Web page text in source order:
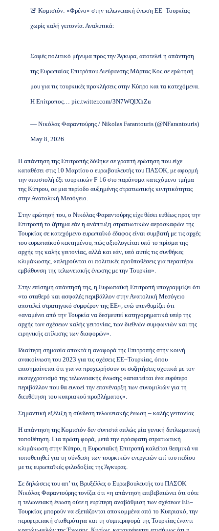
🚨 Κομισιόν: «Φρένο» στην τελωνειακή ένωση ΕΕ–Τουρκίας
χωρίς καλή γειτονία. Αναλυτικά:
Σαφές πολιτικό μήνυμα προς την Άγκυρα, αποτελεί η απάντηση
της Ευρωπαίας Επιτρόπου Διεύρυνσης Μάρτας Κος σε ερώτησή
μου για τις τουρκικές προκλήσεις στην Κύπρο και τα κατεχόμενα.
Η Επίτροπος… pic.twitter.com/3N7WQlXhZu
— Νικόλας Φαραντούρης / Nikolas Farantouris (@NFarantouris)
May 8, 2026
Η απάντηση της Επιτροπής δόθηκε σε γραπτή ερώτηση που είχε
καταθέσει στις 10 Μαρτίου ο ευρωβουλευτής του ΠΑΣΟΚ, με αφορμή
την αποστολή έξι τουρκικών F-16 στο παράνομα κατεχόμενο τμήμα
της Κύπρου, σε μια περίοδο αυξημένης στρατιωτικής κινητικότητας
στην Ανατολική Μεσόγειο.
Στην ερώτησή του, ο Νικόλας Φαραντούρης είχε θέσει ευθέως προς την
Επιτροπή το ζήτημα εάν η ανάπτυξη στρατιωτικών αεροσκαφών της
Τουρκίας σε κατεχόμενο ευρωπαϊκό έδαφος είναι συμβατή με τις αρχές
του ευρωπαϊκού κεκτημένου, πώς αξιολογείται υπό το πρίσμα της
αρχής της καλής γειτονίας, αλλά και εάν, υπό αυτές τις συνθήκες
κλιμάκωσης, «πληρούνται οι πολιτικές προϋποθέσεις για περαιτέρω
εμβάθυνση της τελωνειακής ένωσης με την Τουρκία».
Στην επίσημη απάντησή της, η Ευρωπαϊκή Επιτροπή υπογραμμίζει ότι
«το σταθερό και ασφαλές περιβάλλον στην Ανατολική Μεσόγειο
αποτελεί στρατηγικό συμφέρον της ΕΕ», ενώ υπενθυμίζει ότι
«αναμένει από την Τουρκία να δεσμευτεί κατηγορηματικά υπέρ της
αρχής των σχέσεων καλής γειτονίας, των διεθνών συμφωνιών και της
ειρηνικής επίλυσης των διαφορών».
Ιδιαίτερη σημασία αποκτά η αναφορά της Επιτροπής στην κοινή
ανακοίνωση του 2023 για τις σχέσεις ΕΕ–Τουρκίας, όπου
επισημαίνεται ότι για να προχωρήσουν οι συζητήσεις σχετικά με τον
εκσυγχρονισμό της τελωνειακής ένωσης «απαιτείται ένα ευρύτερο
περιβάλλον που θα ευνοεί την επανέναρξη των συνομιλιών για τη
διευθέτηση του κυπριακού προβλήματος».
Σημαντική εξέλιξη η σύνδεση τελωνειακής ένωση – καλής γειτονίας
Η απάντηση της Κομισιόν δεν συνιστά απλώς μία γενική διπλωματική
τοποθέτηση. Για πρώτη φορά, μετά την πρόσφατη στρατιωτική
κλιμάκωση στην Κύπρο, η Ευρωπαϊκή Επιτροπή καλείται θεσμικά να
τοποθετηθεί για τη σύνδεση των τουρκικών ενεργειών επί του πεδίου
με τις ευρωπαϊκές φιλοδοξίες της Άγκυρας.
Σε δηλώσεις του απ’ τις Βρυξέλλες ο Ευρωβουλευτής του ΠΑΣΟΚ
Νικόλας Φαραντούρης τονίζει ότι «η απάντηση επιβεβαιώνει ότι ούτε
η τελωνειακή ένωση ούτε η ευρύτερη αναβάθμιση των σχέσεων ΕΕ–
Τουρκίας μπορούν να εξετάζονται αποκομμένα από το Κυπριακό, την
περιφερειακή σταθερότητα και τη συμπεριφορά της Τουρκίας έναντι